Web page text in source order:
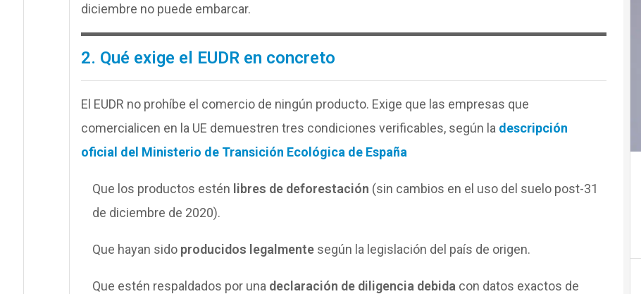
diciembre no puede embarcar.
2. Qué exige el EUDR en concreto
El EUDR no prohíbe el comercio de ningún producto. Exige que las empresas que
comercialicen en la UE demuestren tres condiciones verificables, según la descripción
oficial del Ministerio de Transición Ecológica de España
Que los productos estén libres de deforestación (sin cambios en el uso del suelo post-31
de diciembre de 2020).
Que hayan sido producidos legalmentesegún la legislación del país de origen.
Que estén respaldados por una declaración de diligencia debida con datos exactos de